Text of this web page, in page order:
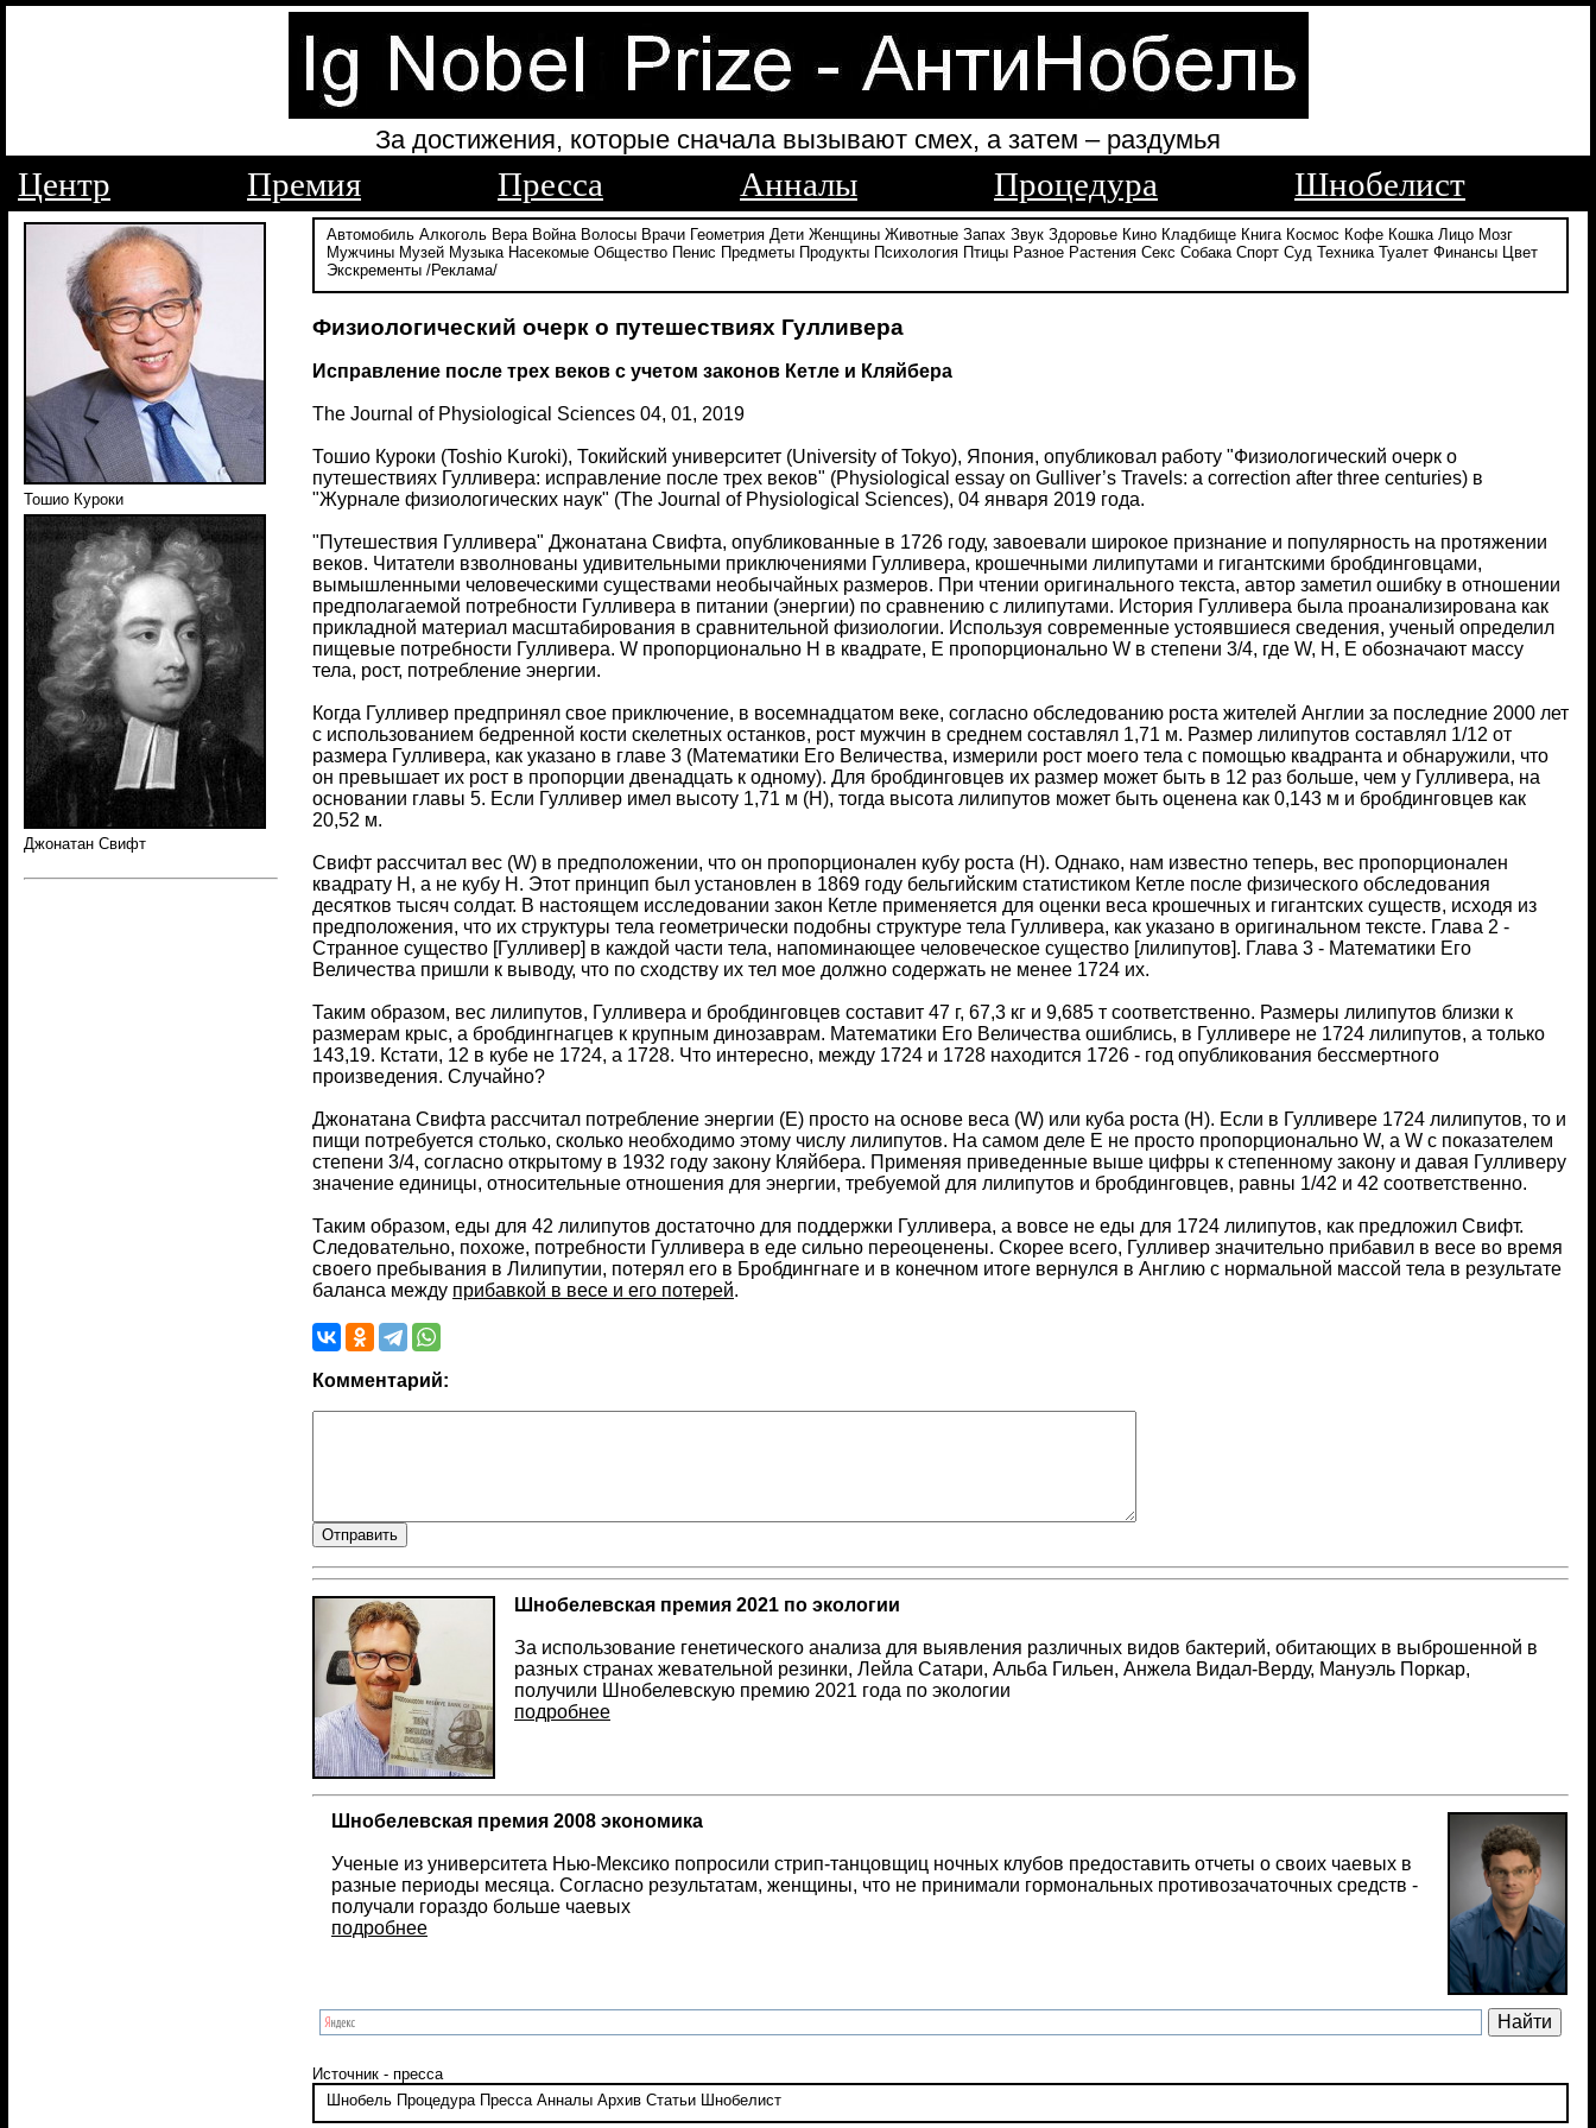
За достижения, которые сначала вызывают смех, а затем – раздумья
Центр Премия Пресса Анналы Процедура Шнобелист
Тошио Куроки
Джонатан Свифт
Автомобиль Алкоголь Вера Война Волосы Врачи Геометрия Дети Женщины Животные Запах Звук Здоровье Кино Кладбище Книга Космос Кофе Кошка Лицо Мозг
Мужчины Музей Музыка Насекомые Общество Пенис Предметы Продукты Психология Птицы Разное Растения Секс Собака Спорт Суд Техника Туалет Финансы
Цвет
Экскременты /Реклама/
Физиологический очерк о путешествиях Гулливера
Исправление после трех веков с учетом законов Кетле и Кляйбера
The Journal of Physiological Sciences 04, 01, 2019
Тошио Куроки (Toshio Kuroki), Токийский университет (University of Tokyo), Япония, опубликовал работу "Физиологический очерк о
путешествиях Гулливера: исправление после трех веков" (Physiological essay on Gulliver’s Travels: a correction after three centuries) в
"Журнале физиологических наук" (The Journal of Physiological Sciences), 04 января 2019 года.
"Путешествия Гулливера" Джонатана Свифта, опубликованные в 1726 году, завоевали широкое признание и популярность на протяжении
веков. Читатели взволнованы удивительными приключениями Гулливера, крошечными лилипутами и гигантскими бробдинговцами,
вымышленными человеческими существами необычайных размеров. При чтении оригинального текста, автор заметил ошибку в отношении
предполагаемой потребности Гулливера в питании (энергии) по сравнению с лилипутами. История Гулливера была проанализирована как
прикладной материал масштабирования в сравнительной физиологии. Используя современные устоявшиеся сведения, ученый определил
пищевые потребности Гулливера. W пропорционально H в квадрате, E пропорционально W в степени 3/4, где W, H, E обозначают массу
тела, рост, потребление энергии.
Когда Гулливер предпринял свое приключение, в восемнадцатом веке, согласно обследованию роста жителей Англии за последние 2000 лет
с использованием бедренной кости скелетных останков, рост мужчин в среднем составлял 1,71 м. Размер лилипутов составлял 1/12 от
размера Гулливера, как указано в главе 3 (Математики Его Величества, измерили рост моего тела с помощью квадранта и обнаружили, что
он превышает их рост в пропорции двенадцать к одному). Для бробдинговцев их размер может быть в 12 раз больше, чем у Гулливера, на
основании главы 5. Если Гулливер имел высоту 1,71 м (Н), тогда высота лилипутов может быть оценена как 0,143 м и бробдинговцев как
20,52 м.
Свифт рассчитал вес (W) в предположении, что он пропорционален кубу роста (H). Однако, нам известно теперь, вес пропорционален
квадрату H, а не кубу H. Этот принцип был установлен в 1869 году бельгийским статистиком Кетле после физического обследования
десятков тысяч солдат. В настоящем исследовании закон Кетле применяется для оценки веса крошечных и гигантских существ, исходя из
предположения, что их структуры тела геометрически подобны структуре тела Гулливера, как указано в оригинальном тексте. Глава 2 -
Странное существо [Гулливер] в каждой части тела, напоминающее человеческое существо [лилипутов]. Глава 3 - Математики Его
Величества пришли к выводу, что по сходству их тел мое должно содержать не менее 1724 их.
Таким образом, вес лилипутов, Гулливера и бробдинговцев составит 47 г, 67,3 кг и 9,685 т соответственно. Размеры лилипутов близки к
размерам крыс, а бробдингнагцев к крупным динозаврам. Математики Его Величества ошиблись, в Гулливере не 1724 лилипутов, а только
143,19. Кстати, 12 в кубе не 1724, а 1728. Что интересно, между 1724 и 1728 находится 1726 - год опубликования бессмертного
произведения. Случайно?
Джонатана Свифта рассчитал потребление энергии (E) просто на основе веса (W) или куба роста (H). Если в Гулливере 1724 лилипутов, то и
пищи потребуется столько, сколько необходимо этому числу лилипутов. На самом деле E не просто пропорционально W, а W с показателем
степени 3/4, согласно открытому в 1932 году закону Кляйбера. Применяя приведенные выше цифры к степенному закону и давая Гулливеру
значение единицы, относительные отношения для энергии, требуемой для лилипутов и бробдинговцев, равны 1/42 и 42 соответственно.
Таким образом, еды для 42 лилипутов достаточно для поддержки Гулливера, а вовсе не еды для 1724 лилипутов, как предложил Свифт.
Следовательно, похоже, потребности Гулливера в еде сильно переоценены. Скорее всего, Гулливер значительно прибавил в весе во время
своего пребывания в Лилипутии, потерял его в Бробдингнаге и в конечном итоге вернулся в Англию с нормальной массой тела в результате
баланса между прибавкой в весе и его потерей.
Комментарий:
Шнобелевская премия 2021 по экологии
За использование генетического анализа для выявления различных видов бактерий, обитающих в выброшенной в
разных странах жевательной резинки, Лейла Сатари, Альба Гильен, Анжела Видал-Верду, Мануэль Поркар,
получили Шнобелевскую премию 2021 года по экологии
подробнее
Шнобелевская премия 2008 экономика
Ученые из университета Нью-Мексико попросили стрип-танцовщиц ночных клубов предоставить отчеты о своих чаевых в
разные периоды месяца. Согласно результатам, женщины, что не принимали гормональных противозачаточных средств -
получали гораздо больше чаевых
подробнее
Источник - пресса
Шнобель Процедура Пресса Анналы Архив Статьи Шнобелист